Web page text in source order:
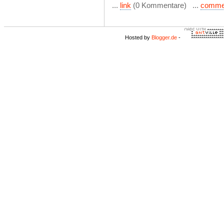
... link (0 Kommentare) ...
Hosted by Blogger.de -